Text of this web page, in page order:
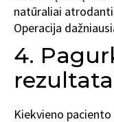
natūraliai
Operacija
4.
Kiekvieno